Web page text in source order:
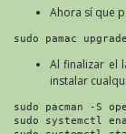
Ahora sí que
sudo pamac
Al finalizar el
instalar
sudo pacman -S
sudo systemctl